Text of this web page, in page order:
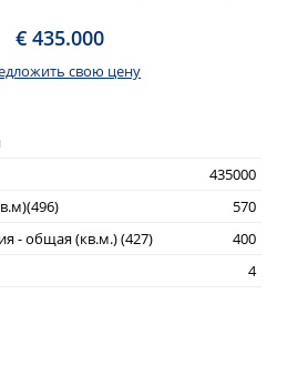
€ 435.000
свою цену
435000
570
- общая (кв.м.) (427)
400
4